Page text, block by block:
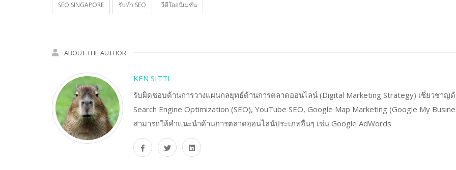
SEO SINGAPORE รับทำ SEO วีดีโออนิเมชั่น
ABOUT THE AUTHOR
KEN SITTI
รับผิดชอบด้านการวางแผนกลยุทธ์ด้านการตลาดออนไลน์ (Digital Marketing Strategy) เชี่ยวชาญ
Search Engine Optimization (SEO), YouTube SEO, Google Map Marketing (Google My
สามารถให้คำแนะนำด้านการตลาดออนไลน์ประเภทอื่นๆ เช่น Google AdWords